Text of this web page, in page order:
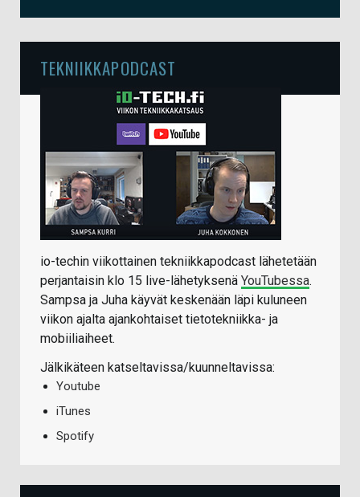
TEKNIIKKAPODCAST
io-techin viikottainen tekniikkapodcast lähetetään
perjantaisin klo 15 live-lähetyksenä YouTubessa.
Sampsa ja Juha käyvät keskenään läpi kuluneen
viikon ajalta ajankohtaiset tietotekniikka- ja
mobiiliaiheet.
Jälkikäteen katseltavissa/kuunneltavissa:
Youtube
iTunes
Spotify